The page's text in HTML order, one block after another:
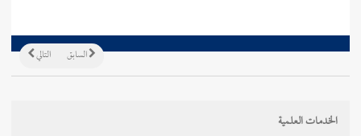
التالي السابق
الخدمات العلمية